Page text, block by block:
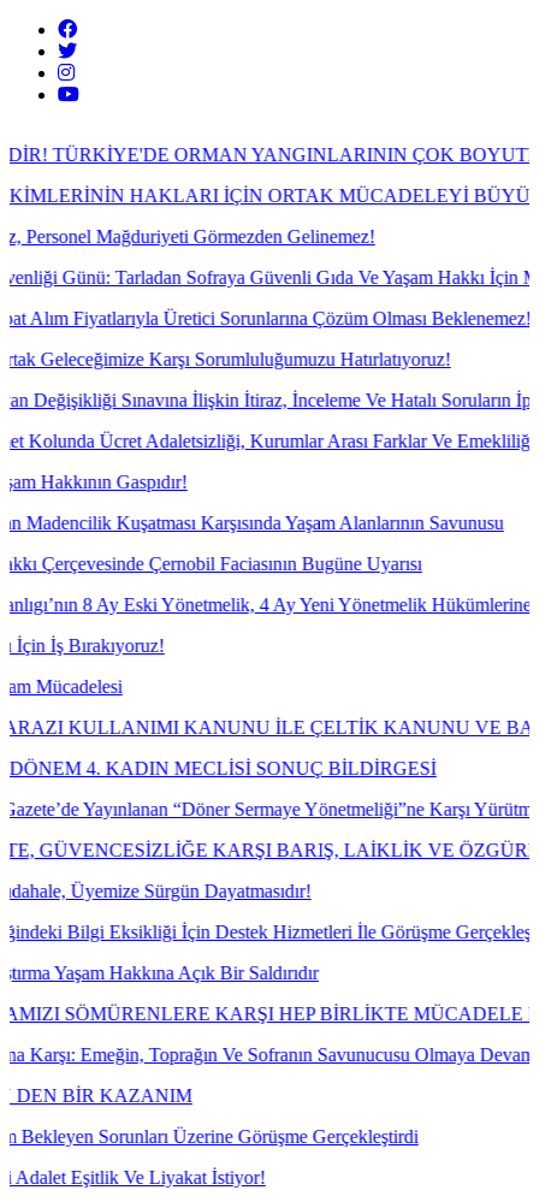
ORMAN YANGINLARININ ÇOK BOYUTLU
HAKLARI İÇİN ORTAK MÜCADELEYİ
Mağduriyeti Görmezden Gelinemez!
Tarladan Sofraya Güvenli Gıda Ve Yaşam Hakkı İçin Mücadele!
Üretici Sorunlarına Çözüm Olması Beklenemez!
Karşı Sorumluluğumuzu Hatırlatıyoruz!
Sınavına İlişkin İtiraz, İnceleme Ve Hatalı Soruların İptali İçin
Ücret Adaletsizliği, Kurumlar Arası Farklar Ve Emekliliğe
Gaspıdır!
Kuşatması Karşısında Yaşam Alanlarının Savunusu
Çernobil Faciasının Bugüne Uyarısı
8 Ay Eski Yönetmelik, 4 Ay Yeni Yönetmelik Hükümlerine Göre
KANUNU İLE ÇELTİK KANUNU VE BAZI
4. KADIN MECLİSİ SONUÇ BİLDİRGESİ
Yayınlanan “Döner Sermaye Yönetmeliği”ne Karşı Yürütmeyi
KARŞI BARIŞ, LAİKLİK VE ÖZGÜRLÜK
Sürgün Dayatmasıdır!
Eksikliği İçin Destek Hizmetleri İle Görüşme Gerçekleştirdik.
Hakkına Açık Bir Saldırıdır
KARŞI HEP BİRLİKTE MÜCADELE
Emeğin, Toprağın Ve Sofranın Savunucusu Olmaya Devam
KAZANIM
Sorunları Üzerine Görüşme Gerçekleştirdi
Eşitlik Ve Liyakat İstiyor!